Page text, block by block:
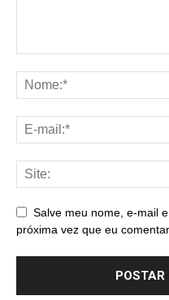
Salve meu nome, e-mail
próxima vez que eu comentar.